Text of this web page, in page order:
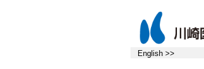
English >>